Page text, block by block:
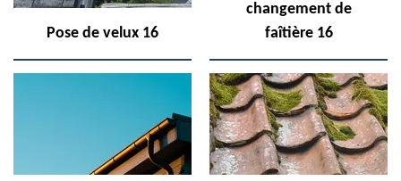
Pose de velux 16
changement de
faîtière 16